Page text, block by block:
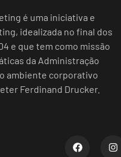
é uma iniciativa e
idealizada no final dos
e que tem como missão
da Administração
ambiente corporativo
Ferdinand Drucker.